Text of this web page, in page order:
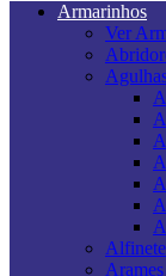
Armarinhos
Ver
Arames